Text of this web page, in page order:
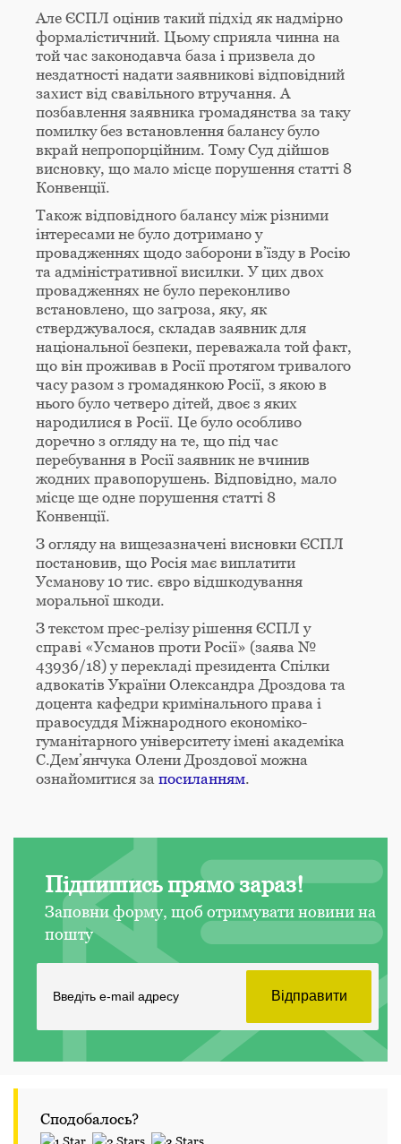
Але ЄСПЛ оцінив такий підхід як надмірно
формалістичний. Цьому сприяла чинна на
той час законодавча база і призвела до
нездатності надати заявникові відповідний
захист від свавільного втручання. А
позбавлення заявника громадянства за таку
помилку без встановлення балансу було
вкрай непропорційним. Тому Суд дійшов
висновку, що мало місце порушення статті 8
Конвенції.
Також відповідного балансу між різними
інтересами не було дотримано у
провадженнях щодо заборони в’їзду в Росію
та адміністративної висилки. У цих двох
провадженнях не було переконливо
встановлено, що загроза, яку, як
стверджувалося, складав заявник для
національної безпеки, переважала той факт,
що він проживав в Росії протягом тривалого
часу разом з громадянкою Росії, з якою в
нього було четверо дітей, двоє з яких
народилися в Росії. Це було особливо
доречно з огляду на те, що під час
перебування в Росії заявник не вчинив
жодних правопорушень. Відповідно, мало
місце ще одне порушення статті 8
Конвенції.
З огляду на вищезазначені висновки ЄСПЛ
постановив, що Росія має виплатити
Усманову 10 тис. євро відшкодування
моральної шкоди.
З текстом прес-релізу рішення ЄСПЛ у
справі «Усманов проти Росії» (заява №
43936/18) у перекладі президента Спілки
адвокатів України Олександра Дроздова та
доцента кафедри кримінального права і
правосуддя Міжнародного економіко-
гуманітарного університету імені академіка
С.Дем’янчука Олени Дроздової можна
ознайомитися за посиланням.
Підпишись прямо зараз!
Заповни форму, щоб отримувати новини на
пошту
Сподобалось?